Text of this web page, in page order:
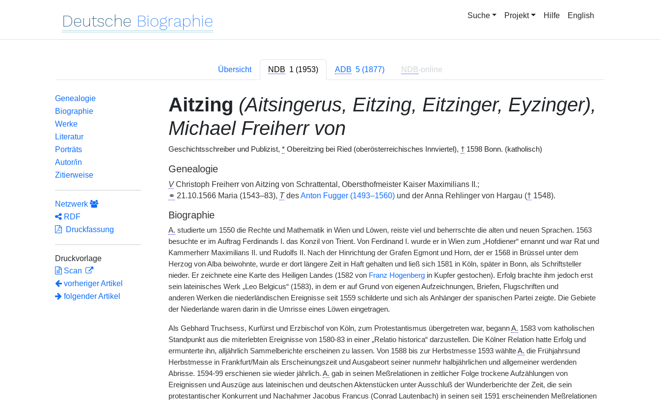
Deutsche Biographie Suche Projekt Hilfe English
Übersicht NDB 1 (1953) ADB 5 (1877) NDB-online
Genealogie
Biographie
Werke
Literatur
Porträts
Autor/in
Zitierweise
Netzwerk
RDF
Druckfassung
Druckvorlage
Scan
vorheriger Artikel
folgender Artikel
Aitzing (Aitsingerus, Eitzing, Eitzinger, Eyzinger),
Michael Freiherr von
Geschichtsschreiber und Publizist, *Obereitzing bei Ried (oberösterreichisches Innviertel), †1598 Bonn. (katholisch)
Genealogie
VChristoph Freiherr von Aitzing von Schrattental, Obersthofmeister Kaiser Maximilians II.;
⚭ 21.10.1566 Maria (1543–83), TdesAnton Fugger (1493–1560)und der Anna Rehlinger von Hargau († 1548).
Biographie
A. studierte um 1550 die Rechte und Mathematik in Wien und Löwen, reiste viel und beherrschte die alten und neuen Sprachen. 1563
besuchte er im Auftrag Ferdinands I. das Konzil von Trient. Von Ferdinand I. wurde er in Wien zum „Hofdiener“ ernannt und war Rat und
Kammerherr Maximilians II. und Rudolfs II. Nach der Hinrichtung der Grafen Egmont und Horn, der er 1568 in Brüssel unter dem
Herzog von Alba beiwohnte, wurde er dort längere Zeit in Haft gehalten und ließ sich 1581 in Köln, später in Bonn, als Schriftsteller
nieder. Er zeichnete eine Karte des Heiligen Landes (1582 von Franz Hogenbergin Kupfer gestochen). Erfolg brachte ihm jedoch erst
sein lateinisches Werk „Leo Belgicus“ (1583), in dem er auf Grund von eigenen Aufzeichnungen, Briefen, Flugschriften und
anderen| Werken die niederländischen Ereignisse seit 1559 schilderte und sich als Anhänger der spanischen Partei zeigte. Die Gebiete
der Niederlande waren darin in die Umrisse eines Löwen eingetragen.
Als Gebhard Truchsess, Kurfürst und Erzbischof von Köln, zum Protestantismus übergetreten war, begannA. 1583 vom katholischen
Standpunkt aus die miterlebten Ereignisse von 1580-83 in einer „Relatio historica“ darzustellen. Die Kölner Relation hatte Erfolg und
ermunterte ihn, alljährlich Sammelberichte erscheinen zu lassen. Von 1588 bis zur Herbstmesse 1593 wählteA. die Frühjahrsund
Herbstmesse in Frankfurt/Main als Erscheinungszeit und Ausgabeort seiner nunmehr halbjährlichen und allgemeiner werdenden
Abrisse. 1594-99 erschienen sie wieder jährlich. A. gab in seinen Meßrelationen in zeitlicher Folge trockene Aufzählungen von
Ereignissen und Auszüge aus lateinischen und deutschen Aktenstücken unter Ausschluß der Wunderberichte der Zeit, die sein
protestantischer Konkurrent und Nachahmer Jacobus Francus (Conrad Lautenbach) in seinen seit 1591 erscheinenden Meßrelationen